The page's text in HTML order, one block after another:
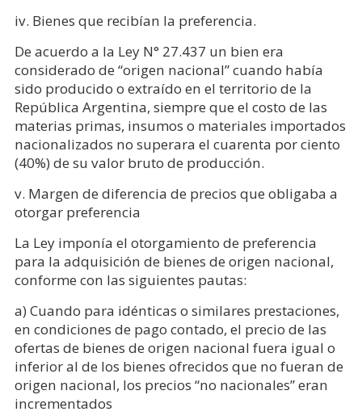
iv. Bienes que recibían la preferencia.
De acuerdo a la Ley N° 27.437 un bien era
considerado de “origen nacional” cuando había
sido producido o extraído en el territorio de la
República Argentina, siempre que el costo de las
materias primas, insumos o materiales importados
nacionalizados no superara el cuarenta por ciento
(40%) de su valor bruto de producción.
v. Margen de diferencia de precios que obligaba a
otorgar preferencia
La Ley imponía el otorgamiento de preferencia
para la adquisición de bienes de origen nacional,
conforme con las siguientes pautas:
a) Cuando para idénticas o similares prestaciones,
en condiciones de pago contado, el precio de las
ofertas de bienes de origen nacional fuera igual o
inferior al de los bienes ofrecidos que no fueran de
origen nacional, los precios “no nacionales” eran
incrementados